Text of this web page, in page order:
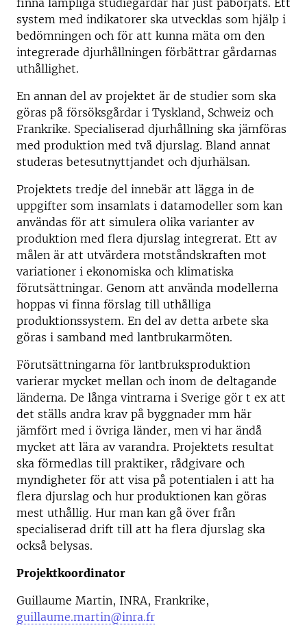
finna lämpliga studiegårdar har just påbörjats. Ett
system med indikatorer ska utvecklas som hjälp i
bedömningen och för att kunna mäta om den
integrerade djurhållningen förbättrar gårdarnas
uthållighet.
En annan del av projektet är de studier som ska
göras på försöksgårdar i Tyskland, Schweiz och
Frankrike. Specialiserad djurhållning ska jämföras
med produktion med två djurslag. Bland annat
studeras betesutnyttjandet och djurhälsan.
Projektets tredje del innebär att lägga in de
uppgifter som insamlats i datamodeller som kan
användas för att simulera olika varianter av
produktion med flera djurslag integrerat. Ett av
målen är att utvärdera motståndskraften mot
variationer i ekonomiska och klimatiska
förutsättningar. Genom att använda modellerna
hoppas vi finna förslag till uthålliga
produktionssystem. En del av detta arbete ska
göras i samband med lantbrukarmöten.
Förutsättningarna för lantbruksproduktion
varierar mycket mellan och inom de deltagande
länderna. De långa vintrarna i Sverige gör t ex att
det ställs andra krav på byggnader mm här
jämfört med i övriga länder, men vi har ändå
mycket att lära av varandra. Projektets resultat
ska förmedlas till praktiker, rådgivare och
myndigheter för att visa på potentialen i att ha
flera djurslag och hur produktionen kan göras
mest uthållig. Hur man kan gå över från
specialiserad drift till att ha flera djurslag ska
också belysas.
Projektkoordinator
Guillaume Martin, INRA, Frankrike,
guillaume.martin@inra.fr